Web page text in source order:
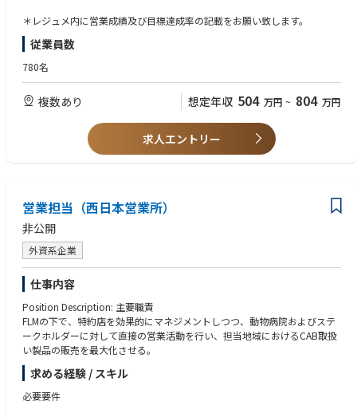
・成果報酬型（KPI設定による価格変動型）
力化、女性／シニア人材によるパートタイム型）
＊レジュメ内に営業成績及び目標達成率の記載をお願い致します。
従業員数
780名
複数あり 想定年収 504 万円 ~ 804 万円
求人エントリー
営業担当（西日本営業所）
非公開
外資系企業
仕事内容
Position Description: 主要職責
FLMの下で、特約店を効果的にマネジメントしつつ、動物病院およびステ
ークホルダーに対して直接の営業活動を行い、担当地域におけるCAB取扱
い製品の販売を最大化させる。
求める経験 / スキル
必要要件